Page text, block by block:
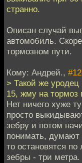
странно.
Описан случай
автомобиль.
тормозном пути.
Кому: Андрей.,
> Такой же уродец
15, жму на тормоз
Нет ничего хуже
просто
зебру и потом
понимать, думают
то остановятся
зебры - три метра.